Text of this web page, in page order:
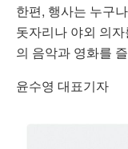
한편, 행사는 누구
돗자리나 야외 의
의 음악과 영화를
윤수영 대표기자